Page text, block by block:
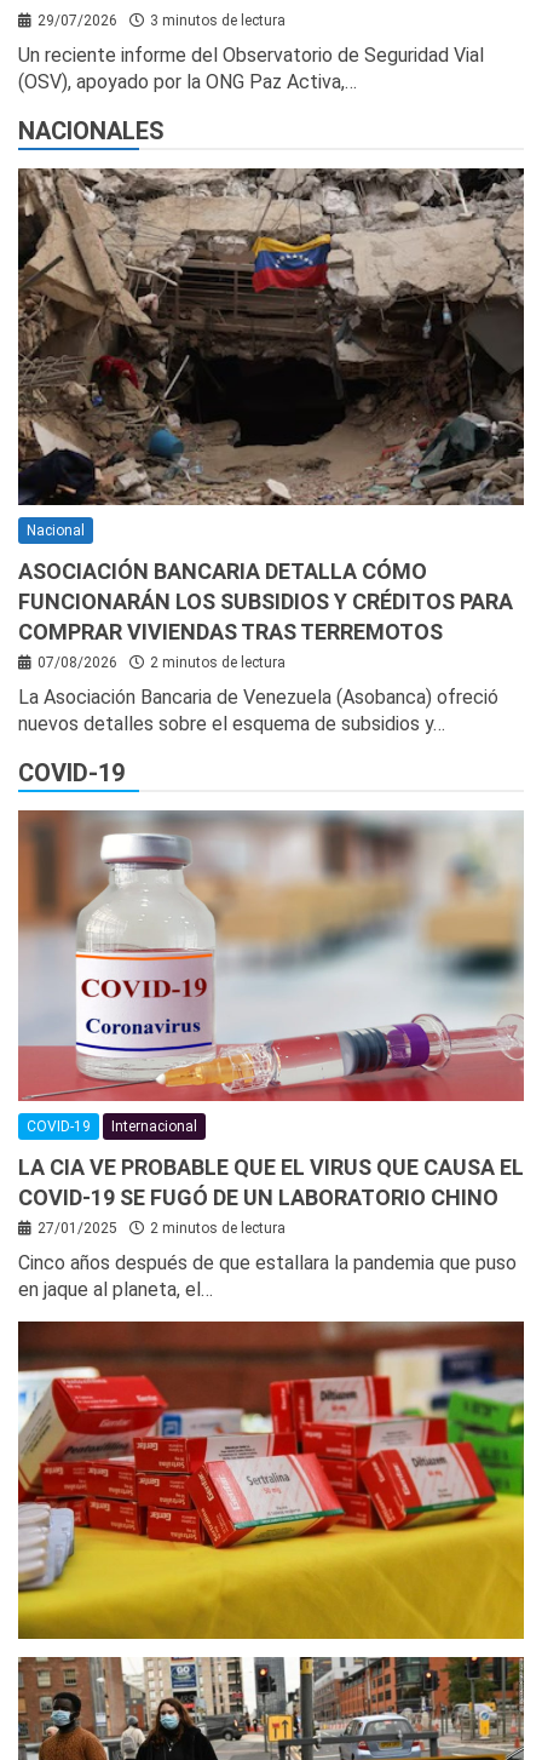
29/07/2026 3 minutos de lectura
Un reciente informe del Observatorio de Seguridad Vial
(OSV), apoyado por la ONG Paz Activa,…
NACIONALES
Nacional
ASOCIACIÓN BANCARIA DETALLA CÓMO
FUNCIONARÁN LOS SUBSIDIOS Y CRÉDITOS PARA
COMPRAR VIVIENDAS TRAS TERREMOTOS
07/08/2026 2 minutos de lectura
La Asociación Bancaria de Venezuela (Asobanca) ofreció
nuevos detalles sobre el esquema de subsidios y…
COVID-19
COVID-19 Internacional
LA CIA VE PROBABLE QUE EL VIRUS QUE CAUSA EL
COVID-19 SE FUGÓ DE UN LABORATORIO CHINO
27/01/2025 2 minutos de lectura
Cinco años después de que estallara la pandemia que puso
en jaque al planeta, el…